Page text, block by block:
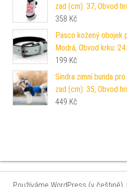
zad (cm): 37, Obvod
358 Kč
Pasco kožený obojek
Modrá, Obvod krku:
199 Kč
Sindra zimní bunda
zad (cm): 35, Obvod
449 Kč
Používáme WordPress (v češtině).